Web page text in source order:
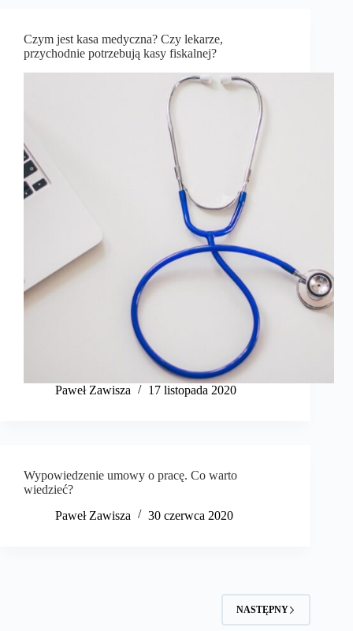
Czym jest kasa medyczna? Czy lekarze,
przychodnie potrzebują kasy fiskalnej?
​Paweł Zawisza 17 listopada 2020
Wypowiedzenie umowy o pracę. Co warto
wiedzieć?
​Paweł Zawisza
30 czerwca 2020
NASTĘPNY